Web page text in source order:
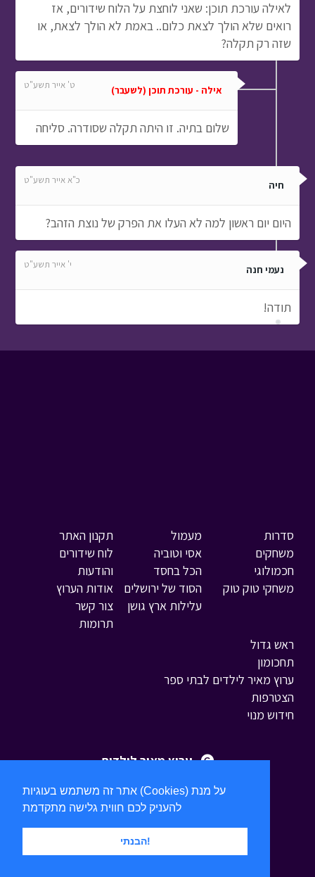
אתר זה משתמש בעוגיות (Cookies) על מנת
הבנתי!
לאילה עורכת תוכן: שאני לוחצת על הלוח שידורים, אז
רואים שלא הולך לצאת כלום.. באמת לא הולך לצאת, או
שזה רק תקלה?
אילה - עורכת תוכן (לשעבר) ט' אייר תשע"ט
שלום בתיה. זו היתה תקלה שסודרה. סליחה
חיה כ"א אייר תשע"ט
היום יום ראשון למה לא העלו את הפרק של נוצת הזהב?
נעמי חנה י' אייר תשע"ט
תודה!
סדרות
משחקים
חכמולוגי
משחקי טוק טוק
מעמול
אסי וטוביה
הכל בחסד
הסוד של ירושלים
עלילות ארץ גושן
ראש גדול
תחכומון
ערוץ מאיר לילדים לבתי ספר
הצטרפות
חידוש מנוי
תקנון האתר
לוח שידורים
והודעות
אודות הערוץ
צור קשר
תרומות
ערוץ מאיר לילדים